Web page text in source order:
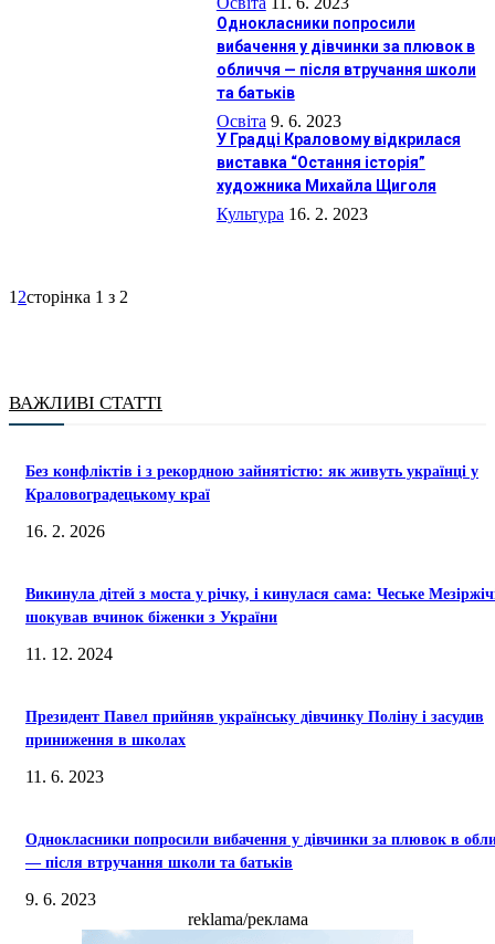
Однокласники попросили
вибачення у дівчинки за плювок в
обличчя — після втручання школи
та батьків
Освіта 9. 6. 2023
У Градці Краловому відкрилася
виставка “Остання історія”
художника Михайла Щиголя
Культура 16. 2. 2023
1 2сторінка 1 з 2
ВАЖЛИВІ СТАТТІ
Без конфліктів і з рекордною зайнятістю: як живуть українці у
Краловоградецькому краї
16. 2. 2026
Викинула дітей з моста у річку, і кинулася сама: Чеське
шокував вчинок біженки з України
11. 12. 2024
Президент Павел прийняв українську дівчинку Поліну і засудив
приниження в школах
11. 6. 2023
Однокласники попросили вибачення у дівчинки за плювок в
— після втручання школи та батьків
9. 6. 2023
reklama/реклама